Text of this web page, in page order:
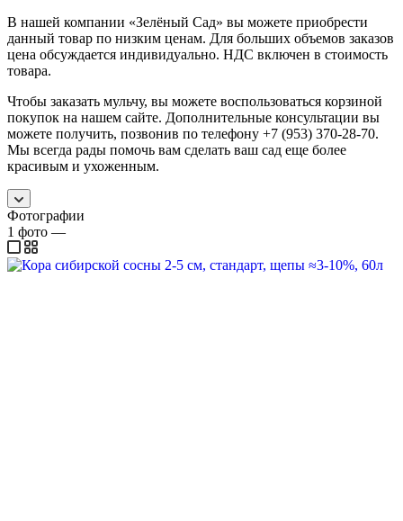
В нашей компании «Зелёный Сад» вы можете приобрести
данный товар по низким ценам. Для больших объемов заказов
цена обсуждается индивидуально. НДС включен в стоимость
товара.
Чтобы заказать мульчу, вы можете воспользоваться корзиной
покупок на нашем сайте. Дополнительные консультации вы
можете получить, позвонив по телефону +7 (953) 370-28-70.
Мы всегда рады помочь вам сделать ваш сад еще более
красивым и ухоженным.
Фотографии
1 фото —